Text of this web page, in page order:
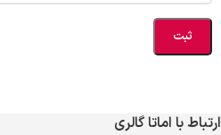
ارتباط با اماتا گالری